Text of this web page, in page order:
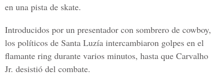
en una pista de skate.
Introducidos por un presentador con sombrero de cowboy,
los políticos de Santa Luzía intercambiaron golpes en el
flamante ring durante varios minutos, hasta que Carvalho
Jr. desistió del combate.